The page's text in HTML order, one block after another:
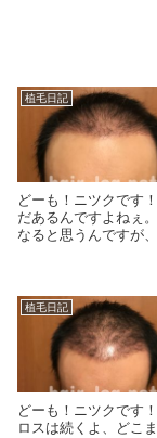
植毛日記
どーも！ニツクです
だあるんですよねぇ
なると思うんですが
植毛日記
どーも！ニツクです
ロスは続くよ、どこ